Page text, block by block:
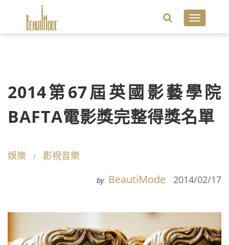
Toggle
2014第67屆英國影藝學院
BAFTA電影獎完整得獎名單
娛樂 影視音樂
by BeautiMode 2014/02/17